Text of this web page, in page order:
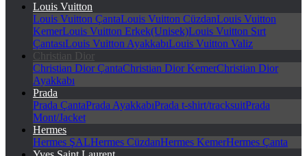
Louis Vuitton
Louis Vuitton ÇantaLouis Vuitton CüzdanLouis Vuitton
KemerLouis Vuitton Erkek(Unisek)Louis Vuitton Sırt
ÇantasıLouis Vuitton AyakkabıLouis Vuitton Valiz
Christian Dior
Christian Dior ÇantaChristian Dior KemerChristian Dior
Ayakkabı
Prada
Prada ÇantaPrada AyakkabıPrada t-shirt/tracksuitPrada
Mont/Jacket
Hermes
Hermes ŞALHermes CüzdanHermes KemerHermes Çanta